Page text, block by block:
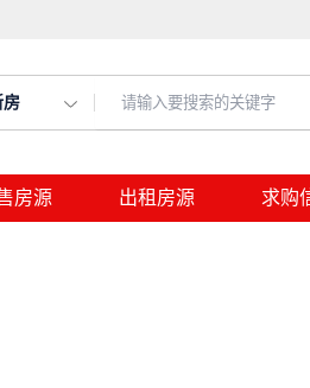
房
房源 出租房源 求购